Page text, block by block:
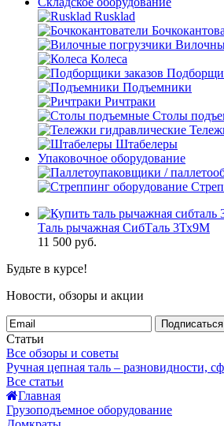
Rusklad
Колеса
Подъемники
Ричтраки
Столы
Штабелеры
Упаковочное оборудование
Таль рычажная СибТаль 3Тх9М
11 500 руб.
Будьте в курсе!
Новости, обзоры и акции
Подписаться
Статьи
Все обзоры и советы
Ручная цепная таль – разновидности,
Все статьи
Главная
Грузоподъемное оборудование